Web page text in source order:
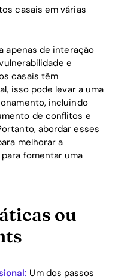
casais em várias
apenas de interação
e
casais têm
isso pode levar a uma
incluindo
de conflitos e
abordar esses
melhorar a
fomentar uma
ou
Um dos passos